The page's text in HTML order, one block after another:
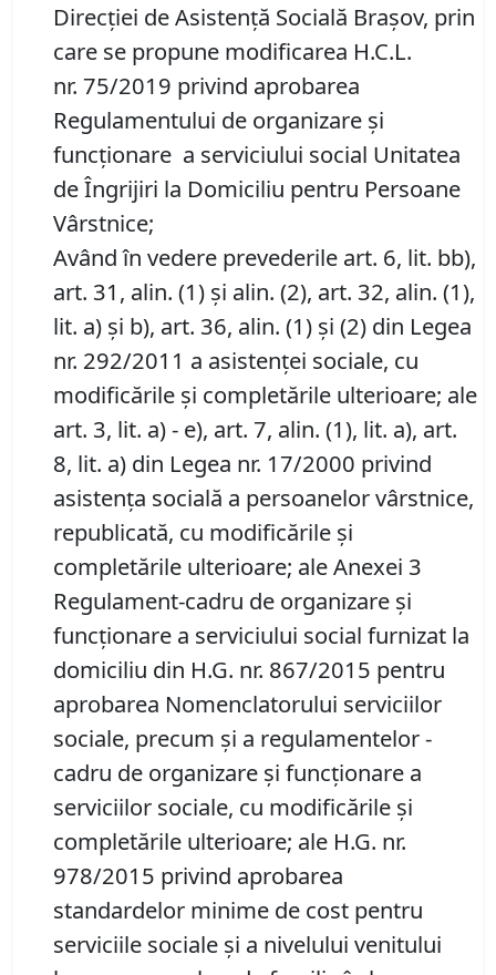
Direcţiei de Asistență Socială Brașov, prin
care se propune modificarea H.C.L.
nr. 75/2019 privind aprobarea
Regulamentului de organizare şi
funcţionare a serviciului social Unitatea
de Îngrijiri la Domiciliu pentru Persoane
Vârstnice;
Având în vedere prevederile art. 6, lit. bb),
art. 31, alin. (1) și alin. (2), art. 32, alin. (1),
lit. a) și b), art. 36, alin. (1) şi (2) din Legea
nr. 292/2011 a asistenţei sociale, cu
modificările și completările ulterioare; ale
art. 3, lit. a) - e), art. 7, alin. (1), lit. a), art.
8, lit. a) din Legea nr. 17/2000 privind
asistenţa socială a persoanelor vârstnice,
republicată, cu modificările și
completările ulterioare; ale Anexei 3
Regulament-cadru de organizare şi
funcţionare a serviciului social furnizat la
domiciliu din H.G. nr. 867/2015 pentru
aprobarea Nomenclatorului serviciilor
sociale, precum şi a regulamentelor -
cadru de organizare şi funcţionare a
serviciilor sociale, cu modificările şi
completările ulterioare; ale H.G. nr.
978/2015 privind aprobarea
standardelor minime de cost pentru
serviciile sociale și a nivelului venitului